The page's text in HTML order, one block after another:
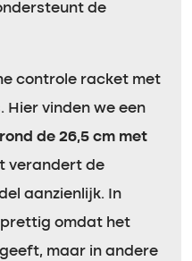
de
controle racket met
Hier vinden we een
de 26,5 cm met
verandert de
aanzienlijk. In
omdat het
maar in andere